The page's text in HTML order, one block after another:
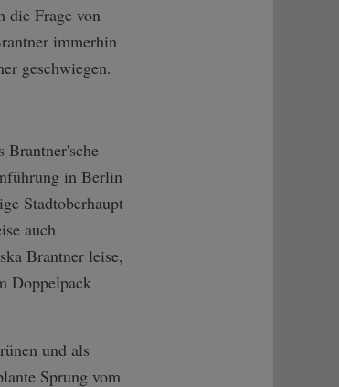
die Frage von
immerhin
geschwiegen.
Brantner'sche
in Berlin
Stadtoberhaupt
auch
Brantner leise,
Doppelpack
und als
Sprung vom